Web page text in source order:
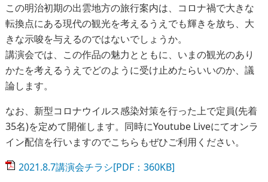
この明治初期の出雲地方の旅行案内は、コロナ禍で大きな
転換点にある現代の観光を考えるうえでも輝きを放ち、大
きな示唆を与えるのではないでしょうか。
講演会では、この作品の魅力とともに、いまの観光のあり
かたを考えるうえでどのように受け止めたらいいのか、議
論します。
なお、新型コロナウイルス感染対策を行った上で定員(先着
35名)を定めて開催します。同時にYoutube Liveにてオンラ
イン配信を行いますのでこちらもぜひご利用ください。
2021.8.7講演会チラシ[PDF：360KB]